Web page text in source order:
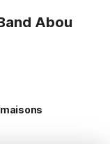
Abou
maisons